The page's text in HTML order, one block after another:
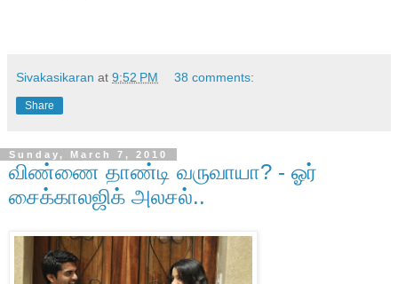
Sivakasikaran at 9:52 PM 38 comments:
Share
Sunday, March 7, 2010
விண்ணை தாண்டி வருவாயா? - ஓர்
சைக்காலஜிக் அலசல்..